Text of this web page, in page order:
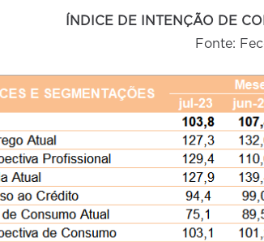
ÍNDICE DE INTENÇÃO DE
Fonte: